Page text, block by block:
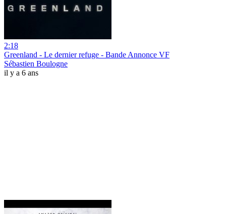
2:18
Greenland - Le dernier refuge - Bande Annonce VF
Sébastien Boulogne
il y a 6 ans